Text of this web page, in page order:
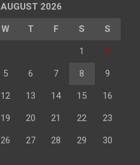
AUGUST 2026
W T F S S
1 2
5 6 7 8 9
12 13 14 15 16
19 20 21 22 23
26 27 28 29 30